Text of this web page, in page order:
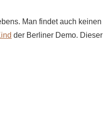
Man findet auch keinen
der Berliner Demo. Dieser